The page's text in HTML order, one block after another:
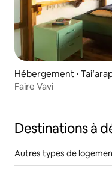
Hébergement ⋅
Faire Vavi
Destinations à
Autres types de